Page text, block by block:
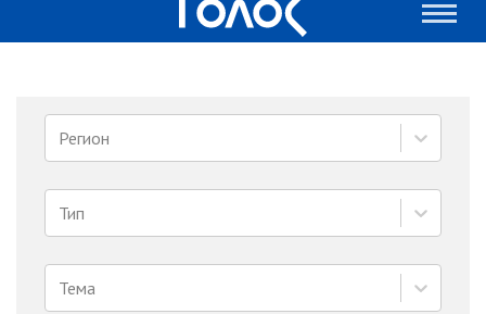
Регион
Тип
Тема